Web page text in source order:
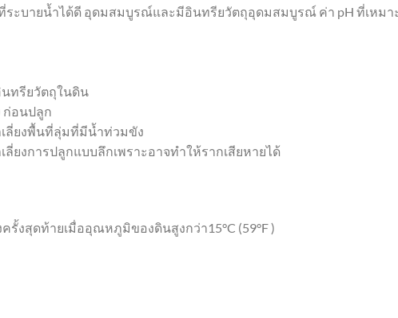
ระบายน้ำได้ดี อุดมสมบูรณ์และมีอินทรียวัตถุอุดมสมบูรณ์ ค่า pH ที่เหมา
นทรียวัตถุในดิน
ก่อนปลูก
ลี่ยงพื้นที่ลุ่มที่มีน้ำท่วมขัง
ยงการปลูกแบบลึกเพราะอาจทำให้รากเสียหายได้
งสุดท้ายเมื่ออุณหภูมิของดินสูงกว่า15°C (59°F )